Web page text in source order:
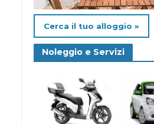
Cerca il tuo alloggio »
Noleggio e Servizi